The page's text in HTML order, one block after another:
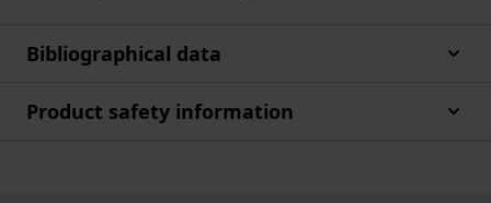
Bibliographical data
Product safety information